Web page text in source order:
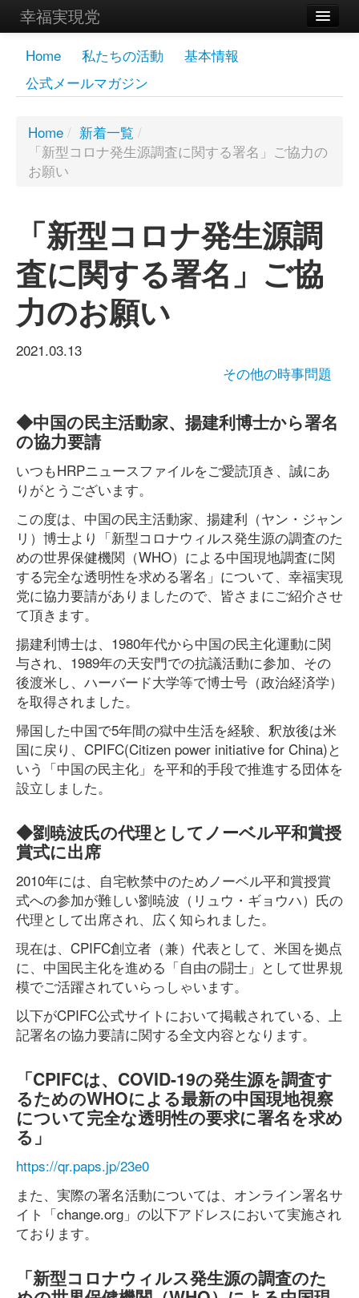
幸福実現党
メンバーズページ
党員
お問い合わせ
Home 私たちの活動
基本情報
公式メールマガジン
Home / 新着一覧 /
「新型コロナ発生源調査に関する署名」ご協力の
お願い
「新型コロナ発生源調
査に関する署名」ご協
力のお願い
2021.03.13
その他の時事問題
◆中国の民主活動家、揚建利博士から署名
の協力要請
いつもHRPニュースファイルをご愛読頂き、誠にあ
りがとうございます。
この度は、中国の民主活動家、揚建利（ヤン・ジャン
リ）博士より「新型コロナウィルス発生源の調査のた
めの世界保健機関（WHO）による中国現地調査に関
する完全な透明性を求める署名」について、幸福実現
党に協力要請がありましたので、皆さまにご紹介させ
て頂きます。
揚建利博士は、1980年代から中国の民主化運動に関
与され、1989年の天安門での抗議活動に参加、その
後渡米し、ハーバード大学等で博士号（政治経済学）
を取得されました。
帰国した中国で5年間の獄中生活を経験、釈放後は米
国に戻り、CPIFC(Citizen power initiative for China)と
いう「中国の民主化」を平和的手段で推進する団体を
設立しました。
◆劉暁波氏の代理としてノーベル平和賞授
賞式に出席
2010年には、自宅軟禁中のためノーベル平和賞授賞
式への参加が難しい劉暁波（リュウ・ギョウハ）氏の
代理として出席され、広く知られました。
現在は、CPIFC創立者（兼）代表として、米国を拠点
に、中国民主化を進める「自由の闘士」として世界規
模でご活躍されていらっしゃいます。
以下がCPIFC公式サイトにおいて掲載されている、上
記署名の協力要請に関する全文内容となります。
「CPIFCは、COVID-19の発生源を調査す
るためのWHOによる最新の中国現地視察
について完全な透明性の要求に署名を求め
る」
https://qr.paps.jp/23e0
また、実際の署名活動については、オンライン署名サ
イト「change.org」の以下アドレスにおいて実施され
ております。
「新型コロナウィルス発生源の調査のた